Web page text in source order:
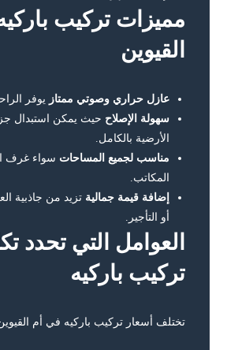
مميزات تركيب
القيوين
عازل حراري وصوتي ممتاز يوفر
سهولة الإصلاح حيث يمكن استبدال
الأرضية بالكامل.
مناسب لجميع المساحات سواء غرف
المكاتب.
إضافة قيمة جمالية تزيد من جاذبية
أو التأجير.
العوامل التي تحدد
تركيب باركيه
تختلف أسعار تركيب باركيه في أم